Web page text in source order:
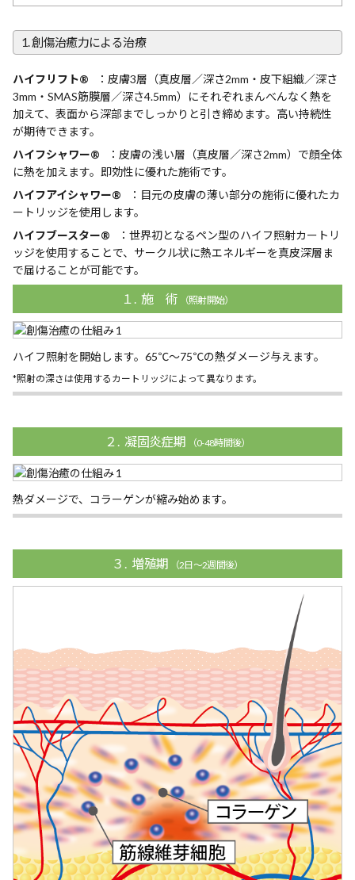
1. 創傷治癒力による治療
ハイフリフト®
：皮膚3層（真皮層／深さ2mm・皮下組織／深さ
3mm・SMAS筋膜層／深さ4.5mm）にそれぞれまんべんなく熱を
加えて、表面から深部までしっかりと引き締めます。高い持続性
が期待できます。
ハイフシャワー®
：皮膚の浅い層（真皮層／深さ2mm）で顔全体
に熱を加えます。即効性に優れた施術です。
ハイフアイシャワー®
：目元の皮膚の薄い部分の施術に優れたカ
ートリッジを使用します。
ハイフブースター®
：世界初となるペン型のハイフ照射カートリ
ッジを使用することで、サークル状に熱エネルギーを真皮深層ま
で届けることが可能です。
１. 施 術 （照射開始）
ハイフ照射を開始します。65℃～75℃の熱ダメージ与えます。
*照射の深さは使用するカートリッジによって異なります。
２. 凝固炎症期 （0-48時間後）
熱ダメージで、コラーゲンが縮み始めます。
３. 増殖期 （2日～2週間後）